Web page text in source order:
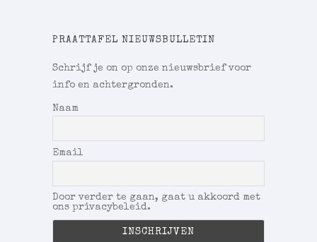
PRAATTAFEL NIEUWSBULLETIN
Schrijf je on op onze nieuwsbrief voor
info en achtergronden.
Naam
Email
Door verder te gaan, gaat u akkoord met
ons privacybeleid.